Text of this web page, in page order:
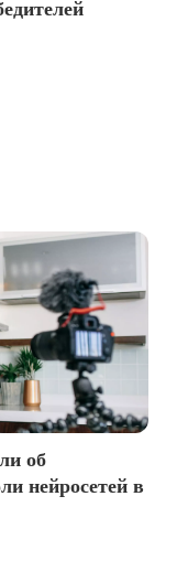
об
нейросетей в